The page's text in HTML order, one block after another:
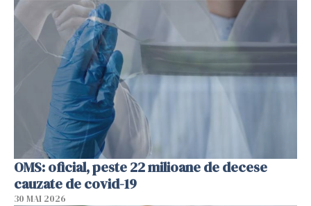
OMS: oficial, peste 22 milioane de decese
cauzate de covid-19
30 MAI 2026